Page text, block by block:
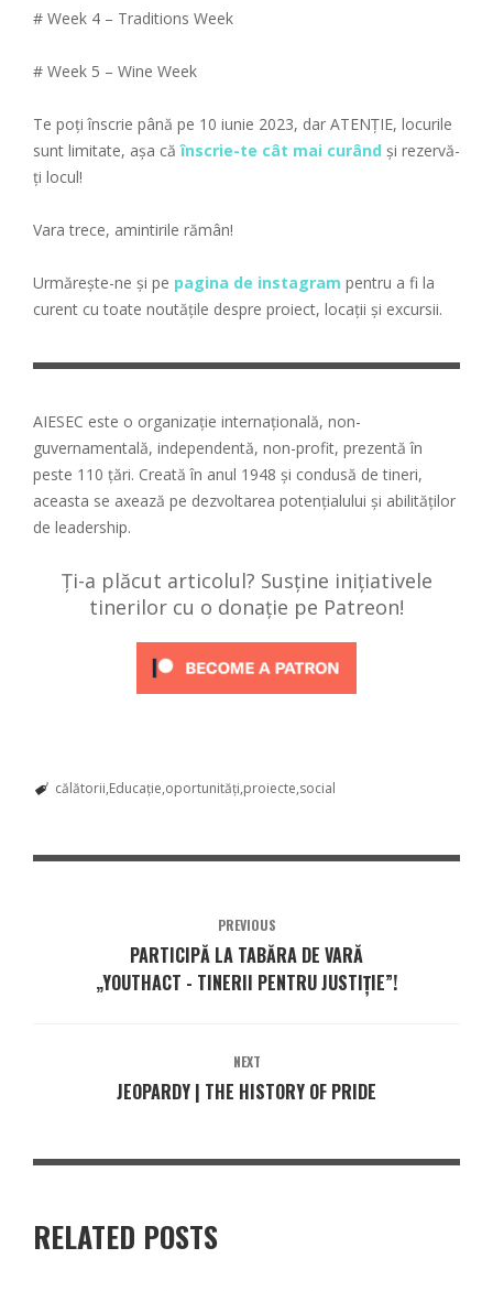
# Week 4 – Traditions Week
# Week 5 – Wine Week
Te poți înscrie până pe 10 iunie 2023, dar ATENȚIE, locurile
sunt limitate, așa căînscrie-te cât mai curând și rezervă-
ți locul!
Vara trece, amintirile rămân!
Urmărește-ne și pe pagina de instagram pentru a fi la
curent cu toate noutățile despre proiect, locații și excursii.
AIESEC este o organizație internațională, non-
guvernamentală, independentă, non-profit, prezentă în
peste 110 țări. Creată în anul 1948 și condusă de tineri,
aceasta se axează pe dezvoltarea potențialului și abilităților
de leadership.
Ți-a plăcut articolul? Susține inițiativele
tinerilor cu o donație pe Patreon!
călătorii Educație oportunități proiecte social
PREVIOUS
PARTICIPĂ LA TABĂRA DE VARĂ
„YOUTHACT - TINERII PENTRU JUSTIȚIE”!
NEXT
JEOPARDY | THE HISTORY OF PRIDE
RELATED POSTS